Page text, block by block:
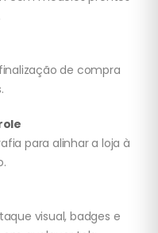
de compra
para alinhar a loja à
visual, badges e